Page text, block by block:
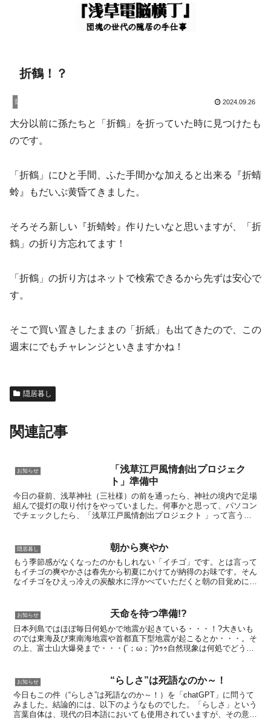
折鶴！？
隠居暮し 2024.09.26
大分以前に孫たちと「折鶴」を折っていた時に見つけたも
のです。
「折鶴」にひと手間、ふた手間かな加えると出来る『折蜻
蛉』もだいぶ黄昏てきました。
そろそろ新しい『折蜻蛉』作りたいなと思いますが、「折
鶴」の折り方忘れてます！
「折鶴」の折り方はネットで検索できるから先ずは安心で
す。
そこで買い置きしたままの「折紙」も出てきたので、この
週末にでもチャレンジといきますかね！
隠居暮し
関連記事
お知らせ
「浅草江戸風情創出プロジェク
ト」準備中
今日の昼前、浅草神社（三社様）の前を通ったら、神社の境内で足場
組んで提灯の取り付けをやっていました。何事かと思って、パソコン
でチェックしたら、「浅草江戸風情創出プロジェクト 」って言うの
隠居暮し 朝から爽やか
もう季節感がなくなったのかもしれない「イチゴ」です。とは言って
もイチゴの爽やかさは春先から初夏にかけてが納得のお味です。そん
なイチゴをひえっ冷えの炭酸水に浮かべていただくと朝の目覚めにサ
お知らせ 天命を待つ準備!?
日本列島ではほぼ毎日何処かで地震が起きている・・・！?大きいも
のでは東海及び東南海地震や首都直下型地震が起こるとか・・・。そ
の上、富士山大爆発まで・・・(´；ω；`)ｳｩｩ自然現象は何処でどうな
お知らせ “らしさ”は死語なのか～！
今日もこの件（“らしさ”は死語なのか～！）を「chatGPT」に問うて
みました。結論的には、以下のようなものでした。「らしさ」という
言葉自体は、現代の日本語においても使用されていますが、その意味